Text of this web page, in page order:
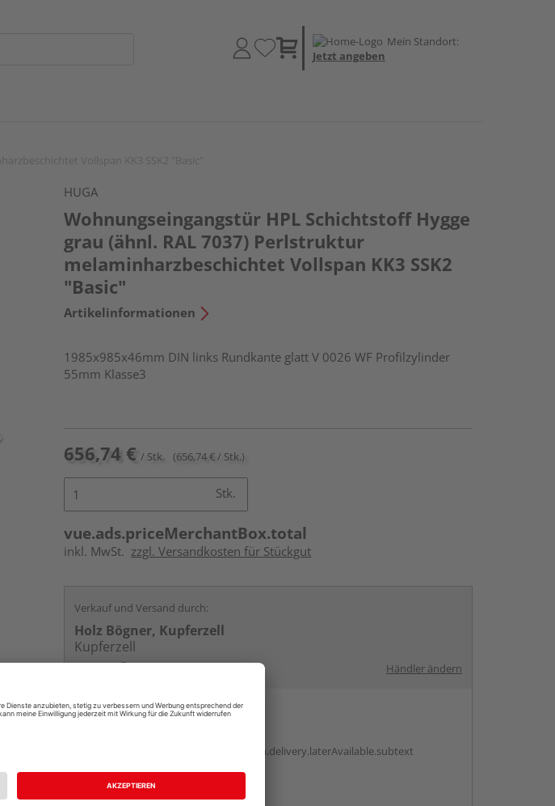
Mein Standort:
Jetzt angeben
HUGA
Wohnungseingangstür HPL Schichtstoff Hygge
grau (ähnl. RAL 7037) Perlstruktur
melaminharzbeschichtet Vollspan KK3 SSK2
"Basic"
Artikelinformationen
1985x985x46mm DIN links Rundkante glatt V 0026 WF Profilzylinder
55mm Klasse3
656,74 € / Stk. (656,74 € / Stk.)
Stk.
vue.ads.priceMerchantBox.total
inkl. MwSt. zzgl. Versandkosten für Stückgut
Verkauf und Versand durch:
Holz Bögner, Kupferzell
Kupferzell
Händler ändern
Online bestellen
vue.ads.priceMerchantBox.option.delivery.laterAvailable.subtext